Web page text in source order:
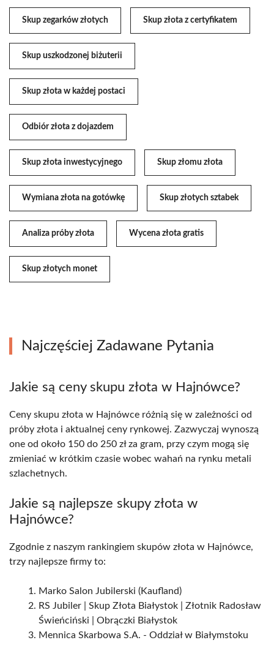
Skup zegarków złotych Skup złota z certyfikatem
Skup uszkodzonej biżuterii
Skup złota w każdej postaci
Odbiór złota z dojazdem
Skup złota inwestycyjnego Skup złomu złota
Wymiana złota na gotówkę Skup złotych sztabek
Analiza próby złota Wycena złota gratis
Skup złotych monet
Najczęściej Zadawane Pytania
Jakie są ceny skupu złota w Hajnówce?
Ceny skupu złota w Hajnówce różnią się w zależności od
próby złota i aktualnej ceny rynkowej. Zazwyczaj wynoszą
one od około 150 do 250 zł za gram, przy czym mogą się
zmieniać w krótkim czasie wobec wahań na rynku metali
szlachetnych.
Jakie są najlepsze skupy złota w
Hajnówce?
Zgodnie z naszym rankingiem skupów złota w Hajnówce,
trzy najlepsze firmy to:
Marko Salon Jubilerski (Kaufland)
RS Jubiler | Skup Złota Białystok | Złotnik Radosław
Świeńciński | Obrączki Białystok
Mennica Skarbowa S.A. - Oddział w Białymstoku